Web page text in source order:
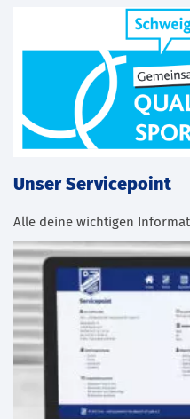
Unser Servicepoint
Alle deine wichtigen